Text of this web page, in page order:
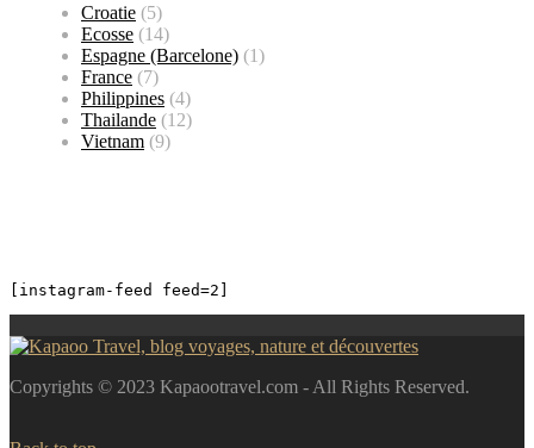
Croatie (5)
Ecosse (14)
Espagne (Barcelone) (1)
France (7)
Philippines (4)
Thailande (12)
Vietnam (9)
[instagram-feed feed=2]
Copyrights © 2023 Kapaootravel.com - All Rights Reserved.